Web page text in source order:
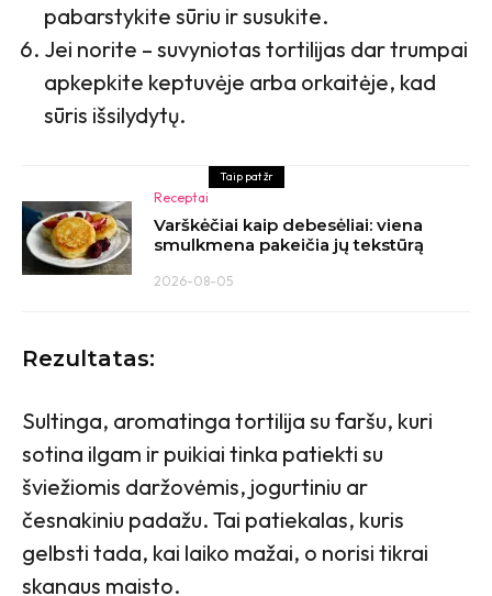
pabarstykite sūriu ir susukite.
Jei norite – suvyniotas tortilijas dar trumpai
apkepkite keptuvėje arba orkaitėje, kad
sūris išsilydytų.
Taip pat žr
Receptai
Varškėčiai kaip debesėliai: viena
smulkmena pakeičia jų tekstūrą
2026-08-05
Rezultatas:
Sultinga, aromatinga tortilija su faršu, kuri
sotina ilgam ir puikiai tinka patiekti su
šviežiomis daržovėmis, jogurtiniu ar
česnakiniu padažu. Tai patiekalas, kuris
gelbsti tada, kai laiko mažai, o norisi tikrai
skanaus maisto.